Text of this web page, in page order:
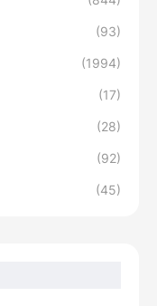
(93)
(1994)
(17)
(28)
(92)
(45)